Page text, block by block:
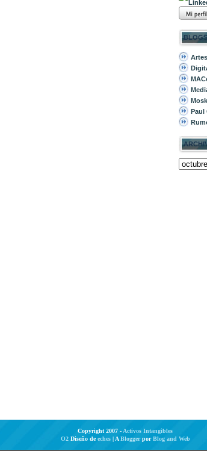
Paul
Copyright 2007 - Activos Intangibles
O2Diseño deeches| ABloggerporBlog and Web